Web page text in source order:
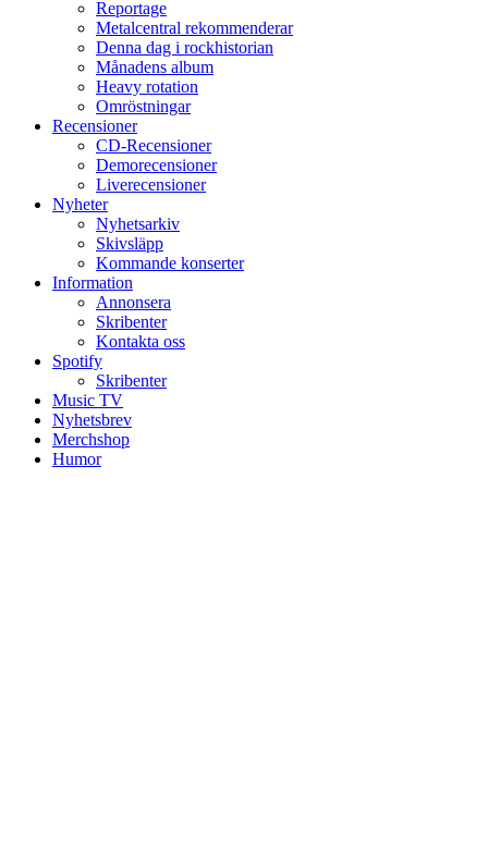
Reportage
Metalcentral rekommenderar
Denna dag i rockhistorian
Månadens album
Heavy rotation
Omröstningar
Recensioner
CD-Recensioner
Demorecensioner
Liverecensioner
Nyheter
Nyhetsarkiv
Skivsläpp
Kommande konserter
Information
Annonsera
Skribenter
Kontakta oss
Spotify
Skribenter
Music TV
Nyhetsbrev
Merchshop
Humor